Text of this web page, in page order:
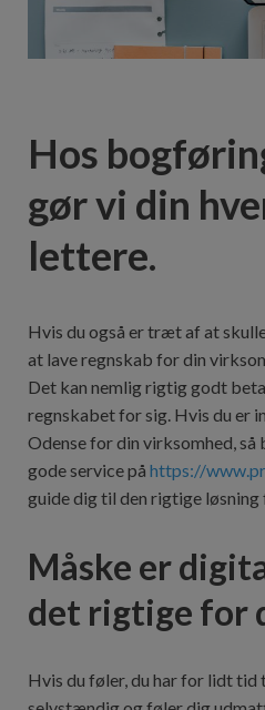
Hos
gør vi din
lettere.
Hvis du også er træt af at
at lave regnskab for din
Det kan nemlig rigtig godt
regnskabet for sig. Hvis du er
Odense for din virksomhed,
gode service på https://
guide dig til den rigtige løsning
Måske er
det rigtige for
Hvis du føler, du har for lidt tid